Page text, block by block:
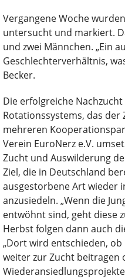
Vergangene Woche
untersucht und markiert.
und zwei Männchen. „Ein
Geschlechterverhältnis,
Becker.
Die erfolgreiche
Rotationssystems, das der
mehreren
Verein EuroNerz e.V.
Zucht und Auswilderung
Ziel, die in Deutschland
ausgestorbene Art wieder
anzusiedeln. „Wenn die
entwöhnt sind, geht diese
Herbst folgen dann auch
„Dort wird entschieden,
weiter zur Zucht beitragen